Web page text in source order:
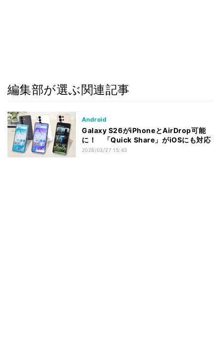
編集部が選ぶ関連記事
Android
Galaxy S26がiPhoneとAirDrop可能
に！ 「Quick Share」がiOSにも対応
2026/03/27 15:43